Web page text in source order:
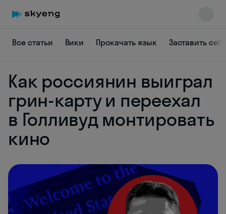
Все статьи Вики Прокачать язык Заставить
Как россиянин выиграл
грин-карту и переехал
в Голливуд монтировать
киноSkyeng Chat
online